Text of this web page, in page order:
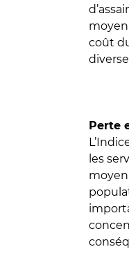
coût
Perte
les